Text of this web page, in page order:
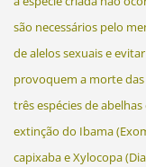
são necessários pelo
de alelos sexuais e
provoquem a morte
três espécies de
extinção do Ibama
capixaba e Xylocopa